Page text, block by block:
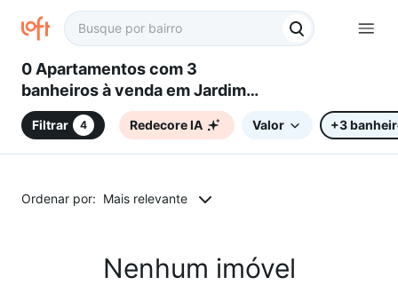
0 Apartamentos com 3
banheiros à venda em Jardim
Imperial, Sorocaba, SP
Filtrar 4 Redecore IA Valor +3
Ordenar por: Mais relevante
Nenhum imóvel